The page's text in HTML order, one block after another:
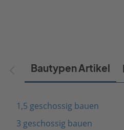
Bautypen Artikel
1,5 geschossig bauen
3 geschossig bauen